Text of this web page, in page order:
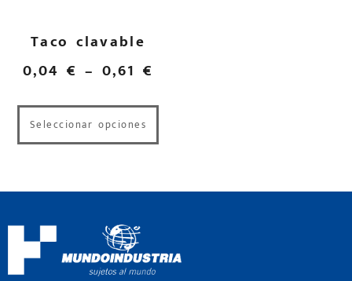
Taco clavable
0,04€ – 0,61€
Seleccionar opciones